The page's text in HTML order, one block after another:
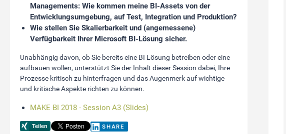
Managements: Wie kommen meine BI-Assets von der
Entwicklungsumgebung, auf Test, Integration und Produktion?
Wie stellen Sie Skalierbarkeit und (angemessene)
Verfügbarkeit Ihrer Microsoft BI-Lösung sicher.
Unabhängig davon, ob Sie bereits eine BI Lösung betreiben oder eine
aufbauen wollen, unterstützt Sie der Inhalt dieser Session dabei, Ihre
Prozesse kritisch zu hinterfragen und das Augenmerk auf wichtige
und kritische Aspekte richten zu können.
MAKE BI 2018 - Session A3 (Slides)
SHARE